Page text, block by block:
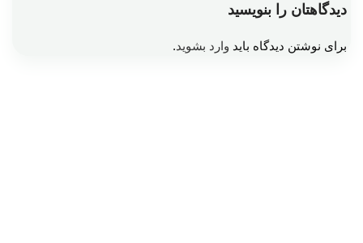
دیدگاهتان را بنویسید
برای نوشتن دیدگاه باید وارد بشوید.